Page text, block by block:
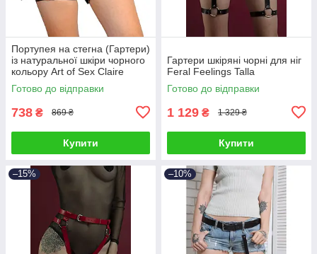
Портупея на стегна (Гартери)
із натуральної шкіри чорного
кольору Art of Sex Claire
розміри L 2XL Talla
Готово до відправки
738 ₴ 869 ₴
Купити
Гартери шкіряні чорні для ніг
Feral Feelings Talla
Готово до відправки
1 129 ₴ 1 329 ₴
Купити
–15% –10%